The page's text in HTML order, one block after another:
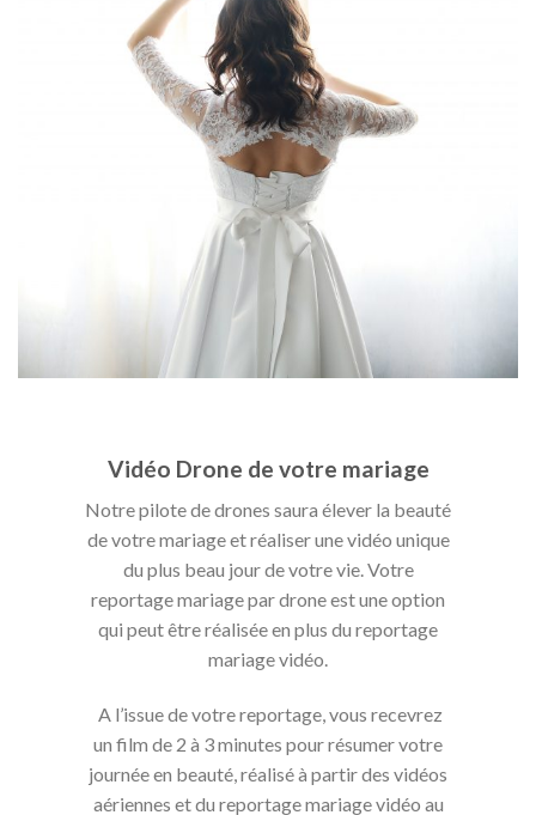
Vidéo Drone de votre mariage
Notre pilote de drones saura élever la beauté
de votre mariage et réaliser une vidéo unique
du plus beau jour de votre vie. Votre
reportage mariage par drone est une option
qui peut être réalisée en plus du reportage
mariage vidéo.
A l’issue de votre reportage, vous recevrez
un film de 2 à 3 minutes pour résumer votre
journée en beauté, réalisé à partir des vidéos
aériennes et du reportage mariage vidéo au